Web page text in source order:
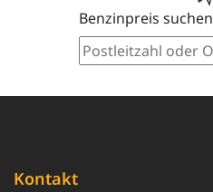
Benzinpreis suchen
Kontakt